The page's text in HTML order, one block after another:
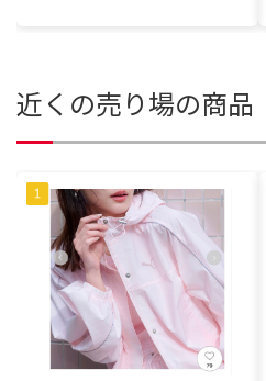
近くの売り場の商品